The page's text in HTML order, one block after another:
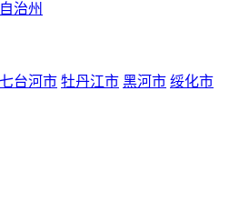
治州
七台河市 牡丹江市 黑河市 绥化市